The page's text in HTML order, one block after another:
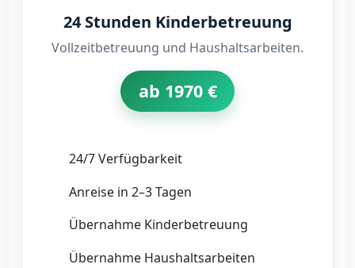
24 Stunden Kinderbetreuung
Vollzeitbetreuung und Haushaltsarbeiten.
ab 1970 €
24/7 Verfügbarkeit
Anreise in 2–3 Tagen
Übernahme Kinderbetreuung
Übernahme Haushaltsarbeiten